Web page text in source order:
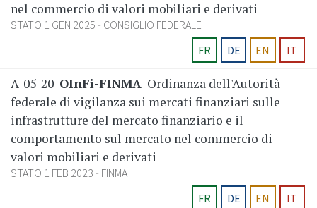
nel commercio di valori mobiliari e derivati
STATO 1 GEN 2025
CONSIGLIO FEDERALE
FR
DE EN IT
A-05-20 OInFi-FINMA Ordinanza dell'Autorità
federale di vigilanza sui mercati finanziari sulle
infrastrutture del mercato finanziario e il
comportamento sul mercato nel commercio di
valori mobiliari e derivati
STATO 1 FEB 2023
FINMA
FR
DE EN IT